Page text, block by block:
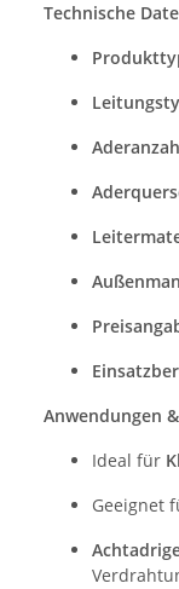
Technische
Anwendungen
Ideal für
Geeignet